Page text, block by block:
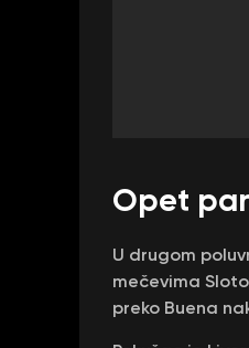
Opet
U drugom
mečevima
preko Buena